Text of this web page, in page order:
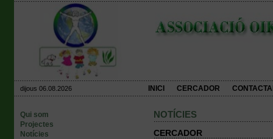
dijous 06.08.2026 INICI CERCADOR
Qui som
Projectes
Notícies
NOTÍCIES
CERCADOR